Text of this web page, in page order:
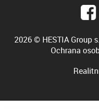
2026 © HESTIA Group
Ochrana